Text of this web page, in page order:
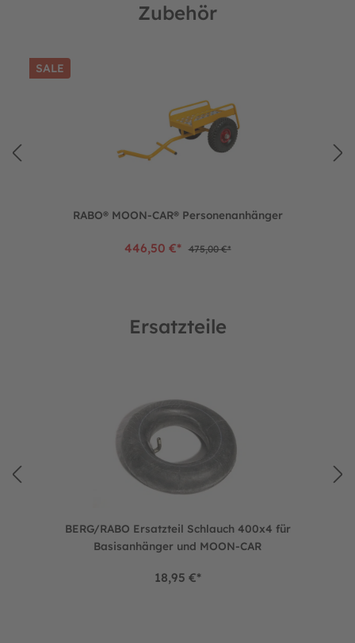
Zubehör
RABO® MOON-CAR® Personenanhänger
SALE
RABO® MOON-CAR® Personenanhänger
446,50 €* 475,00 €*
Ersatzteile
BERG/RABO Ersatzteil Schlauch 400x4 für
Basisanhänger und MOON-CAR
18,95 €*